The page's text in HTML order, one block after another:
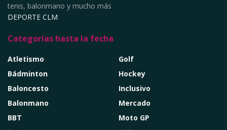
tenis, balonmano y mucho más
DEPORTE CLM
Categorías hasta la fecha
Atletismo
Bádminton
Baloncesto
Balonmano
BBT
Golf
Hockey
Inclusivo
Mercado
Moto GP